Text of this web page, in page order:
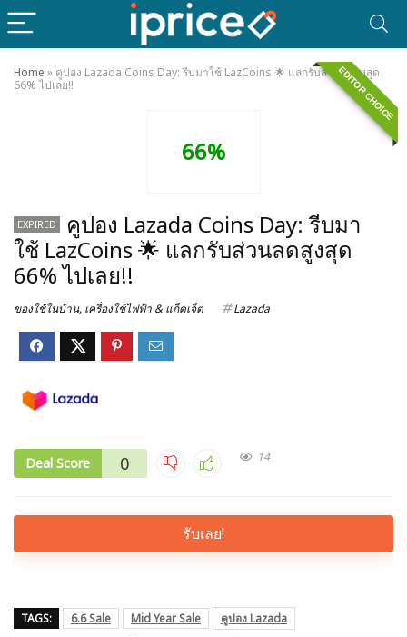
Home » คูปอง Lazada Coins Day: รีบมาใช้ LazCoins 🌟 แลกรับส่วนลดสูงสุด
66% ไปเลย!!
EDITOR CHOICE
66%
EXPIRED
คูปอง Lazada Coins Day: รีบมา
ใช้ LazCoins 🌟 แลกรับส่วนลดสูงสุด
66% ไปเลย!!
ของใช้ในบ้าน, เครื่องใช้ไฟฟ้า & แก็ดเจ็ต Lazada
Deal Score 0 14
รับเลย!
TAGS: 6.6 Sale Mid Year Sale
คูปอง Lazada